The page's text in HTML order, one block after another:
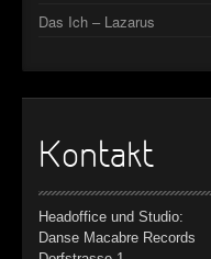
Das Ich – Lazarus
Kontakt
Headoffice und Studio:
Danse Macabre Records